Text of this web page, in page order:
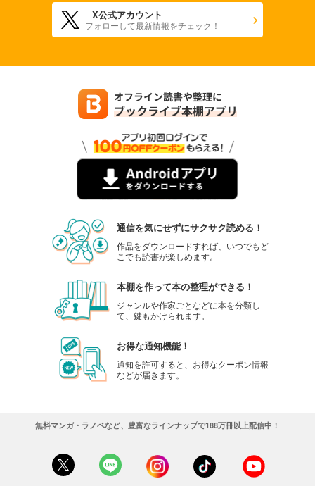
X公式アカウント
フォローして最新情報をチェック！
通信を気にせずにサクサク読める！
作品をダウンロードすれば、いつでもど
こでも読書が楽しめます。
本棚を作って本の整理ができる！
ジャンルや作家ごとなどに本を分類し
て、鍵もかけられます。
お得な通知機能！
通知を許可すると、お得なクーポン情報
などが届きます。
無料マンガ・ラノベなど、豊富なラインナップで188万冊以上配信中！